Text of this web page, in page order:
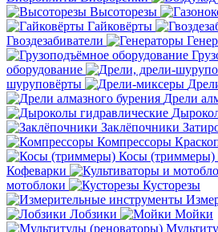
Высоторезы
Гайковёрты
Гвоздезабиватели
оборудование
шуруповёрты
Дрели
Заклёпочники
Компрессоры
Косы (триммеры)
Кофеварки
мотоблоки
Кусторезы
Лобзики
Мойки